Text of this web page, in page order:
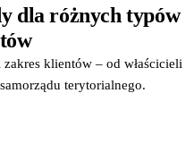
dla różnych typów
klientów – od właścicieli
terytorialnego.